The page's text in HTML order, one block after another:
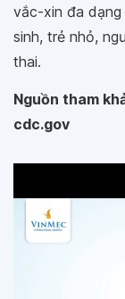
vắc-xin đa
sinh, trẻ nhỏ,
thai.
Nguồn tham
cdc.gov